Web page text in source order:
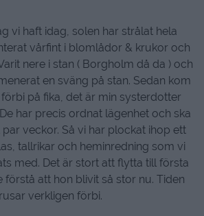
vi haft idag, solen har strålat hela
vårfint i blomlådor & krukor och
nere i stan ( Borgholm då da ) och
en sväng på stan. Sedan kom
förbi på fika, det är min systerdotter
har precis ordnat lägenhet och ska
veckor. Så vi har plockat ihop ett
tallrikar och heminredning som vi
med. Det är stort att flytta till första
förstå att hon blivit så stor nu. Tiden
rusar verkligen förbi.